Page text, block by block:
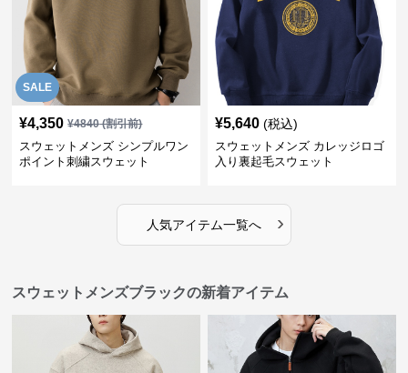
SALE
¥4,350 ¥4840(割引前)
スウェットメンズ シンプルワン
ポイント刺繍スウェット
¥5,640 (税込)
スウェットメンズ カレッジロゴ
入り裏起毛スウェット
人気アイテム一覧へ ›
スウェットメンズブラックの新着アイテム